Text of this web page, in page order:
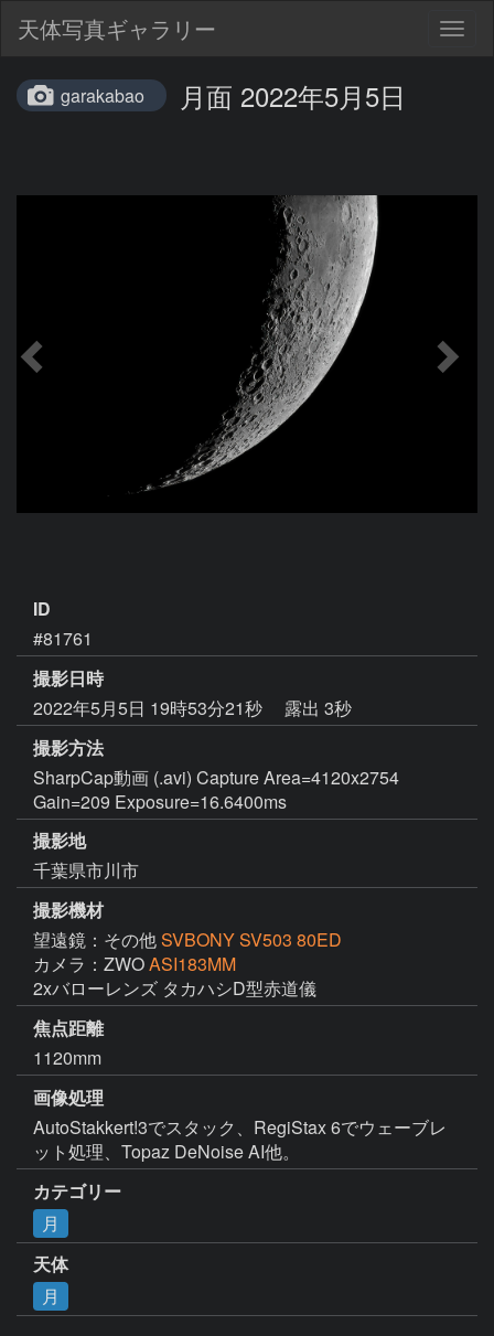
天体写真ギャラリー
garakabao 月面 2022年5月5日
ID
#81761
撮影日時
2022年5月5日 19時53分21秒
露出 3秒
撮影方法
SharpCap動画 (.avi) Capture Area=4120x2754
Gain=209 Exposure=16.6400ms
撮影地
千葉県市川市
撮影機材
望遠鏡：その他SVBONY SV503 80ED
カメラ：ZWOASI183MM
2xバローレンズ タカハシD型赤道儀
焦点距離
1120mm
画像処理
AutoStakkert!3でスタック、RegiStax 6でウェーブレ
ット処理、Topaz DeNoise AI他。
カテゴリー
月
天体
月